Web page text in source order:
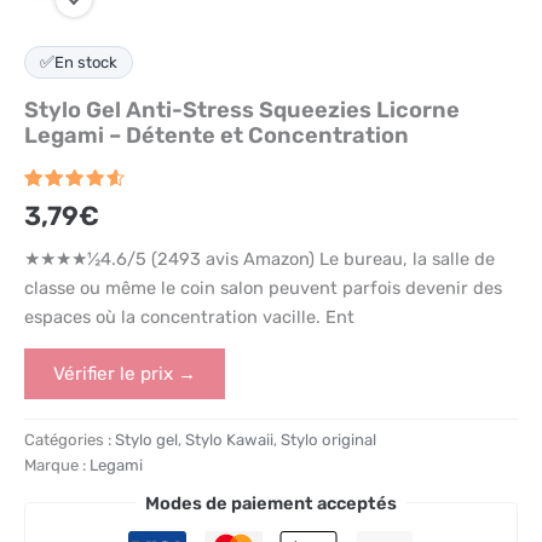
✅En stock
Stylo Gel Anti-Stress Squeezies Licorne
Legami – Détente et Concentration
Noté 4.6
sur 5
sur
2493
notations
client
3,79€
★★★★½4.6/5 (2493 avis Amazon) Le bureau, la salle de
classe ou même le coin salon peuvent parfois devenir des
espaces où la concentration vacille. Ent
Vérifier le prix →
Catégories : Stylo gel, Stylo Kawaii, Stylo original
Marque : Legami
Modes de paiement acceptés